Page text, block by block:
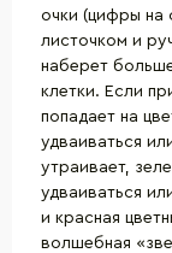
очки (цифры на
листочком и
наберет
клетки. Если
попадает на
удваиваться
утраивает,
удваиваться
и красная
волшебная